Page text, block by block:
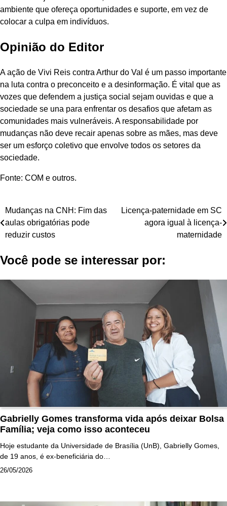
ambiente que ofereça oportunidades e suporte, em vez de
colocar a culpa em indivíduos.
Opinião do Editor
A ação de Vivi Reis contra Arthur do Val é um passo importante
na luta contra o preconceito e a desinformação. É vital que as
vozes que defendem a justiça social sejam ouvidas e que a
sociedade se una para enfrentar os desafios que afetam as
comunidades mais vulneráveis. A responsabilidade por
mudanças não deve recair apenas sobre as mães, mas deve
ser um esforço coletivo que envolve todos os setores da
sociedade.
Fonte: COM e outros.
Navegação
de
Mudanças na CNH: Fim das
aulas obrigatórias pode
reduzir custos
Licença-paternidade em SC
agora igual à licença-
maternidade
Você pode se interessar por:
Gabrielly Gomes transforma vida após deixar Bolsa
Família; veja como isso aconteceu
Hoje estudante da Universidade de Brasília (UnB), Gabrielly Gomes,
de 19 anos, é ex-beneficiária do…
26/05/2026